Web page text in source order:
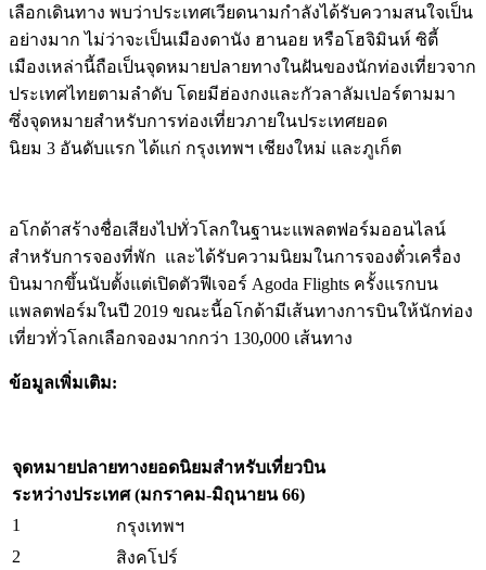
เลือกเดินทาง พบว่าประเทศเวียดนามกำลังได้รับความสนใจเป็น
อย่างมาก ไม่ว่าจะเป็นเมืองดานัง ฮานอย หรือโฮจิมินห์ ซิตี้
เมืองเหล่านี้ถือเป็นจุดหมายปลายทางในฝันของนักท่องเที่ยวจาก
ประเทศไทยตามลำดับ โดยมีฮ่องกงและกัวลาลัมเปอร์ตามมา
ซึ่งจุดหมายสำหรับการท่องเที่ยวภายในประเทศยอด
นิยม 3 อันดับแรก ได้แก่ กรุงเทพฯ เชียงใหม่ และภูเก็ต
อโกด้าสร้างชื่อเสียงไปทั่วโลกในฐานะแพลตฟอร์มออนไลน์
สำหรับการจองที่พัก และได้รับความนิยมในการจองตั๋วเครื่อง
บินมากขึ้นนับตั้งแต่เปิดตัวฟีเจอร์ Agoda Flights ครั้งแรกบน
แพลตฟอร์มในปี 2019 ขณะนี้อโกด้ามีเส้นทางการบินให้นักท่อง
เที่ยวทั่วโลกเลือกจองมากกว่า 130,000 เส้นทาง
ข้อมูลเพิ่มเติม:
จุดหมายปลายทางยอดนิยมสำหรับเที่ยวบิน
ระหว่างประเทศ(มกราคม-มิถุนายน 66)
1
กรุงเทพฯ
2
สิงคโปร์